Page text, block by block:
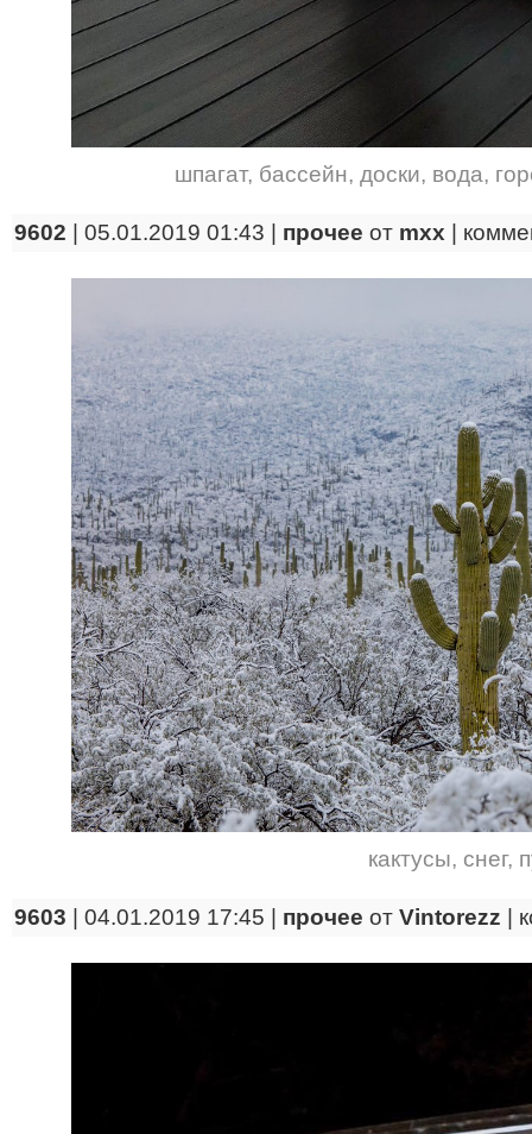
шпагат, бассейн, доски, вода,
9602 | 05.01.2019 01:43 | прочее от mxx
кактусы, снег,
9603 | 04.01.2019 17:45 | прочее от Vintorezz